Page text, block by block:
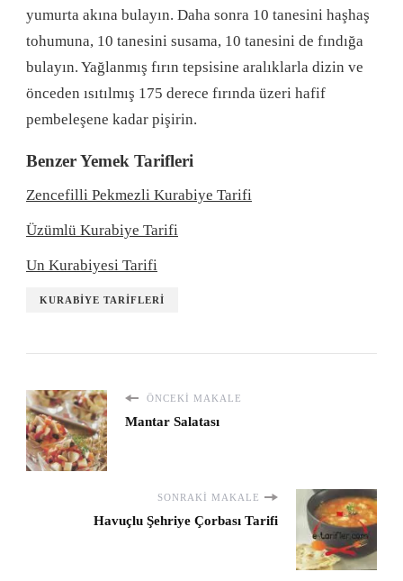
yumurta akına bulayın. Daha sonra 10 tanesini haşhaş
tohumuna, 10 tanesini susama, 10 tanesini de fındığa
bulayın. Yağlanmış fırın tepsisine aralıklarla dizin ve
önceden ısıtılmış 175 derece fırında üzeri hafif
pembeleşene kadar pişirin.
Benzer Yemek Tarifleri
Zencefilli Pekmezli Kurabiye Tarifi
Üzümlü Kurabiye Tarifi
Un Kurabiyesi Tarifi
KURABIYE TARIFLERI
ÖNCEKI MAKALE
Mantar Salatası
SONRAKI MAKALE
Havuçlu Şehriye Çorbası Tarifi